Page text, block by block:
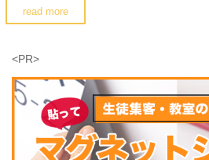
read more
<PR>